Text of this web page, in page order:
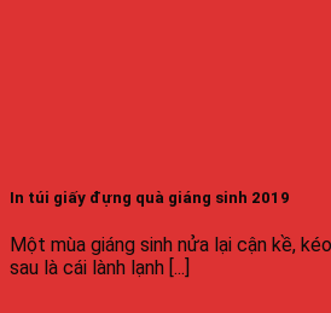
In túi giấy đựng quà giáng sinh 2019
Một mùa giáng sinh nửa lại cận kề,
sau là cái lành lạnh [...]